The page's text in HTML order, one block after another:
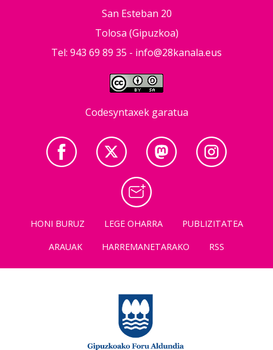
San Esteban 20
Tolosa (Gipuzkoa)
Tel: 943 69 89 35 - info@28kanala.eus
Codesyntaxek garatua
HONI BURUZ LEGE OHARRA
PUBLIZITATEA
ARAUAK
HARREMANETARAKO RSS